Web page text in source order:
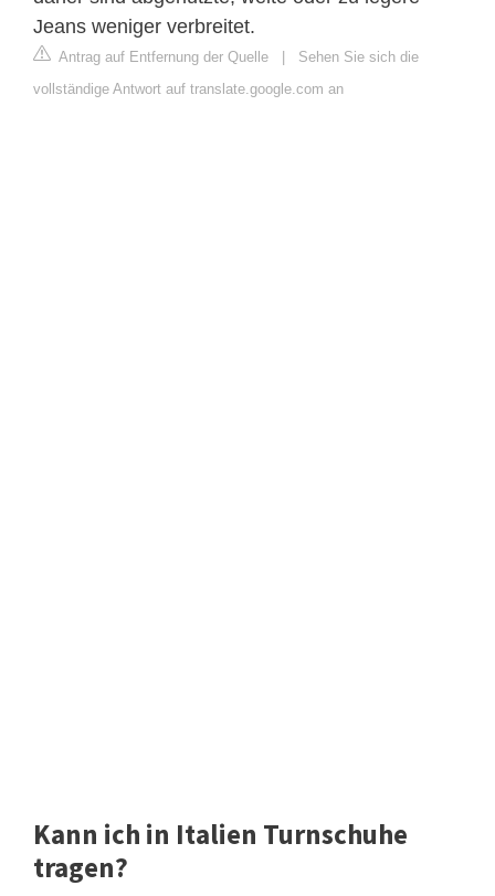
Jeans weniger verbreitet.
Antrag auf Entfernung der Quelle | Sehen Sie sich die
vollständige Antwort auf translate.google.com an
Kann ich in Italien Turnschuhe
tragen?